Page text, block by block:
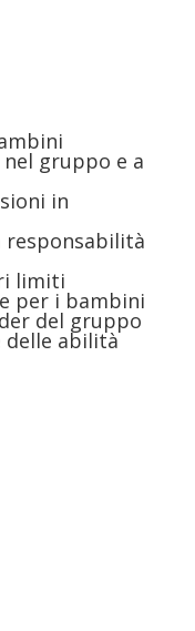
nel gruppo e a
in
responsabilità
limiti
per i bambini
del gruppo
delle abilità